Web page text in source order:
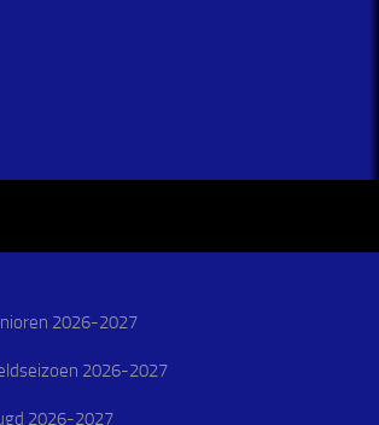
2026-2027
2026-2027
2026-2027